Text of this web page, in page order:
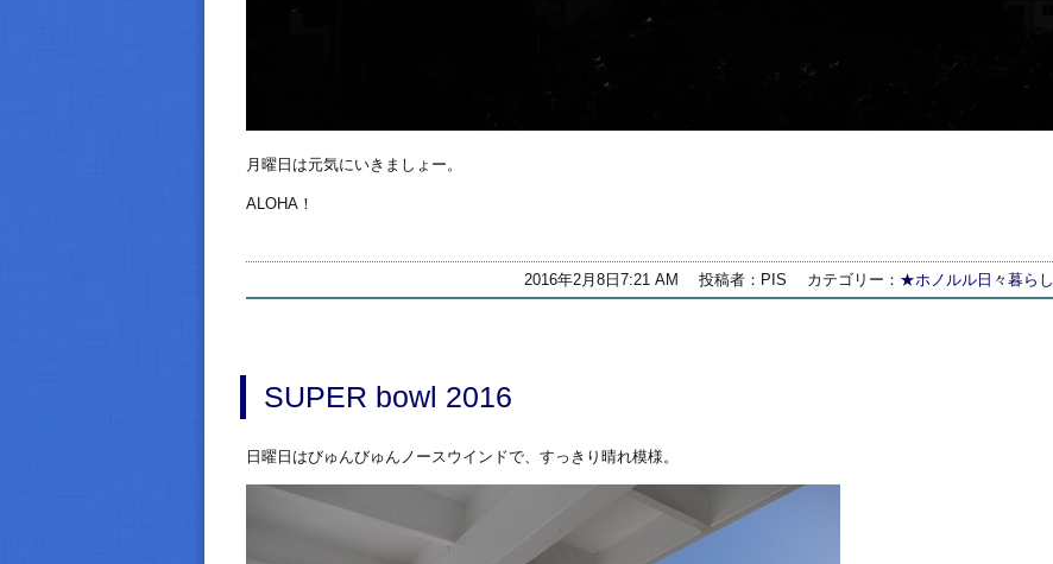
月曜日は元気にいきましょー。
ALOHA！
2016年2月8日7:21 AM 投稿者：PIS カテゴリー： ★ホノルル日々暮らし
SUPER bowl 2016
日曜日はびゅんびゅんノースウインドで、すっきり晴れ模様。